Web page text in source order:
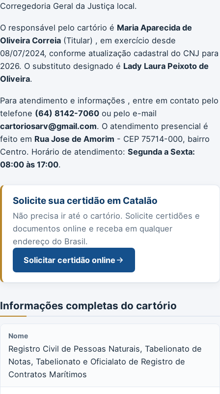
Corregedoria Geral da Justiça local.
O responsável pelo cartório é Maria Aparecida de
Oliveira Correia (Titular) , em exercício desde
08/07/2024, conforme atualização cadastral do CNJ para
2026. O substituto designado é Lady Laura Peixoto de
Oliveira.
Para atendimento e informações , entre em contato pelo
telefone (64) 8142-7060 ou pelo e-mail
cartoriosarv@gmail.com. O atendimento presencial é
feito em Rua Jose de Amorim - CEP 75714-000, bairro
Centro. Horário de atendimento: Segunda a Sexta:
08:00 às 17:00.
Solicite sua certidão em Catalão
Não precisa ir até o cartório. Solicite certidões e
documentos online e receba em qualquer
endereço do Brasil.
Solicitar certidão online
Informações completas do cartório
Nome
Registro Civil de Pessoas Naturais, Tabelionato de
Notas, Tabelionato e Oficialato de Registro de
Contratos Marítimos